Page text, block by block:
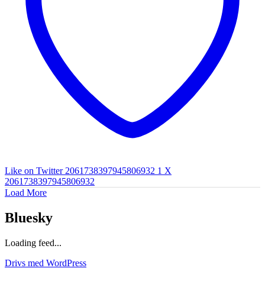
Like on Twitter 2061738397945806932 1 X
2061738397945806932
Load More
Bluesky
Loading feed...
Drivs med WordPress